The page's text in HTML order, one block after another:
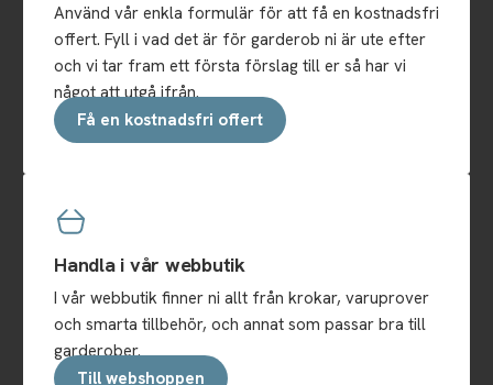
Använd vår enkla formulär för att få en kostnadsfri
offert. Fyll i vad det är för garderob ni är ute efter
och vi tar fram ett första förslag till er så har vi
något att utgå ifrån.
Få en kostnadsfri offert
Handla i vår webbutik
I vår webbutik finner ni allt från krokar, varuprover
och smarta tillbehör, och annat som passar bra till
garderober.
Till webshoppen